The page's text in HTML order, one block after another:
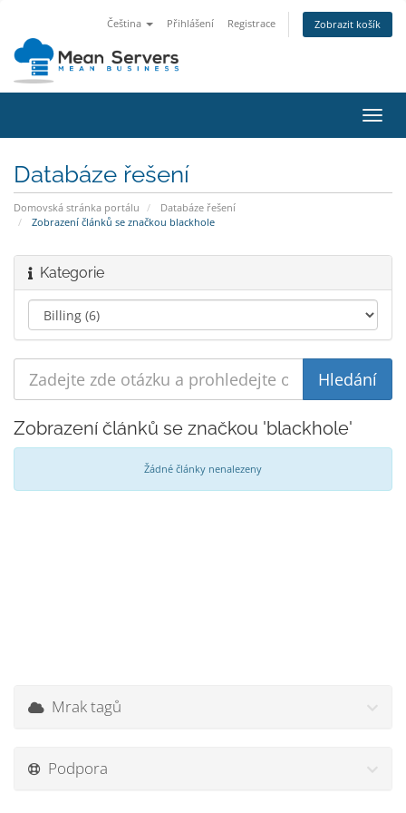
Čeština Přihlášení Registrace Zobrazit košík
Databáze řešení
Domovská stránka portálu
Databáze řešení
Zobrazení článků se značkou blackhole
Kategorie
Zobrazení článků se značkou 'blackhole'
Žádné články nenalezeny
Mrak tagů
Podpora